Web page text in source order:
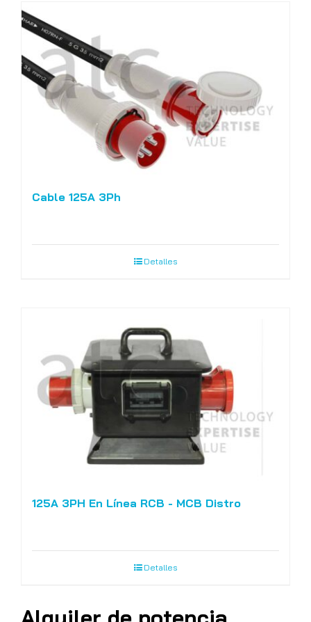
Cable 125A 3Ph
Detalles
125A 3PH En Línea RCB - MCB Distro
Detalles